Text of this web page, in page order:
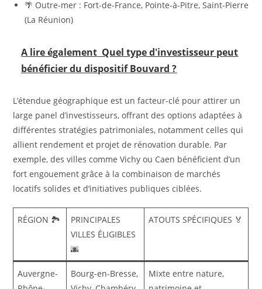
🌴 Outre-mer : Fort-de-France, Pointe-à-Pitre, Saint-Pierre
(La Réunion)
A lire également Quel type d'investisseur peut
bénéficier du dispositif Bouvard ?
L’étendue géographique est un facteur-clé pour attirer un
large panel d’investisseurs, offrant des options adaptées à
différentes stratégies patrimoniales, notamment celles qui
allient rendement et projet de rénovation durable. Par
exemple, des villes comme Vichy ou Caen bénéficient d’un
fort engouement grâce à la combinaison de marchés
locatifs solides et d’initiatives publiques ciblées.
RÉGION 🏞️
PRINCIPALES
VILLES ÉLIGIBLES
🌆
ATOUTS SPÉCIFIQUES 🏅
Auvergne-
Bourg-en-Bresse,
Mixte entre nature,